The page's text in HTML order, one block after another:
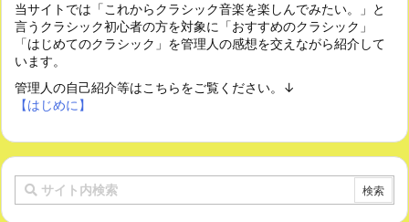
当サイトでは「これからクラシック音楽を楽しんでみたい。」と
言うクラシック初心者の方を対象に「おすすめのクラシック」
「はじめてのクラシック」を管理人の感想を交えながら紹介して
います。
管理人の自己紹介等はこちらをご覧ください。↓
【はじめに】